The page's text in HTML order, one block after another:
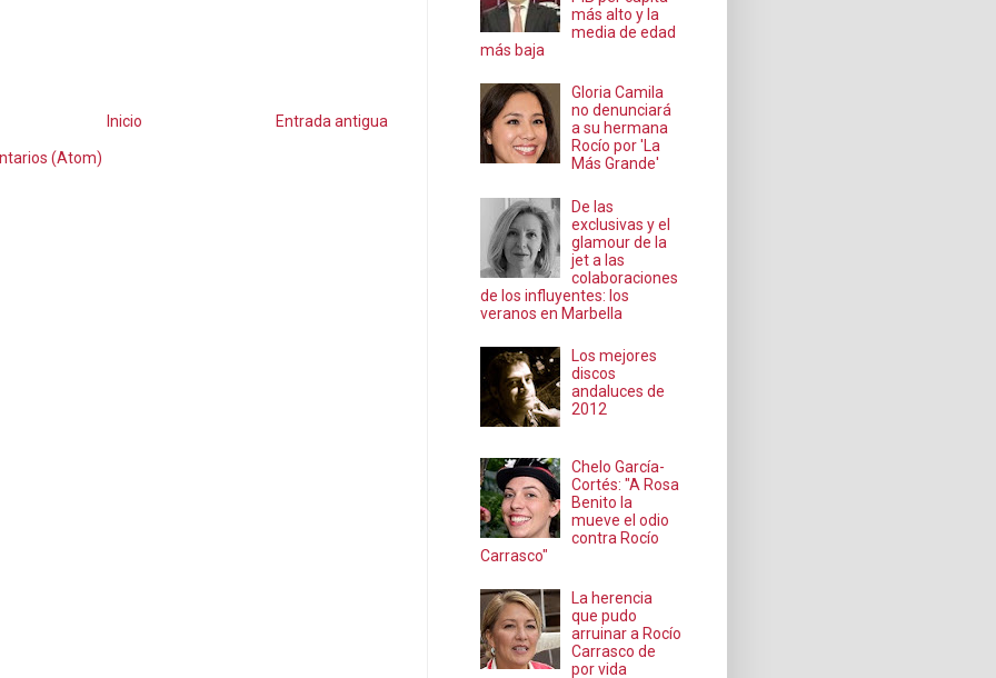
Entrada antigua
Inicio
(Atom)
más alto y la
media de edad
más baja
Gloria Camila
no denunciará
a su hermana
Rocío por 'La
Más Grande'
De las
exclusivas y el
glamour de la
jet a las
colaboraciones
de los influyentes: los
veranos en Marbella
Los mejores
discos
andaluces de
2012
Chelo García-
Cortés: "A Rosa
Benito la
mueve el odio
contra Rocío
Carrasco"
La herencia
que pudo
arruinar a Rocío
Carrasco de
por vida